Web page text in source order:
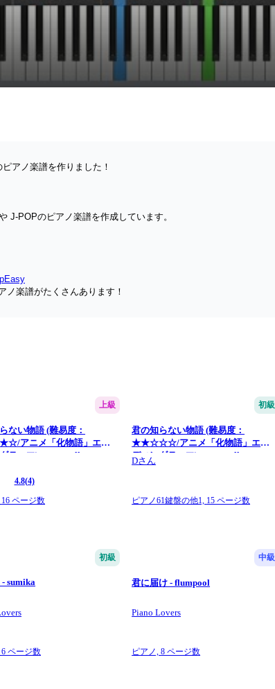
アノ楽譜を作りました！
J-POPのピアノ楽譜を作成しています。
ノ楽譜がたくさんあります！
上級
ない物語 (難易度：
アニメ「化物語」エン
テーマ) - supercell
4.8(4)
16 ページ数
初級
君の知らない物語 (難易度：
★★☆☆☆/アニメ「化物語」エン
ディングテーマ) - supercell
Dさん
ピアノ61鍵盤の他1, 15 ページ数
初級
sumika
6 ページ数
中級
君に届け - flumpool
Piano Lovers
ピアノ,8 ページ数